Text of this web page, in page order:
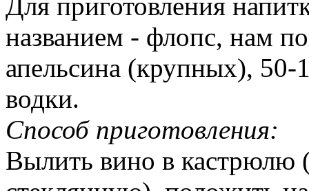
названием - флопс, нам
апельсина (крупных), 50-
водки.
Способ приготовления:
Вылить вино в кастрюлю